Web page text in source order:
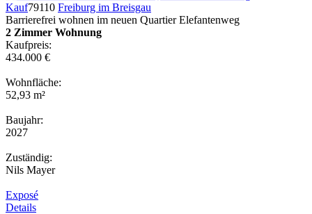
Kauf79110 Freiburg im Breisgau
Barrierefrei wohnen im neuen Quartier Elefantenweg
2 Zimmer Wohnung
Kaufpreis:
434.000 €
Wohnfläche:
52,93 m²
Baujahr:
2027
Zuständig:
Nils Mayer
Exposé
Details